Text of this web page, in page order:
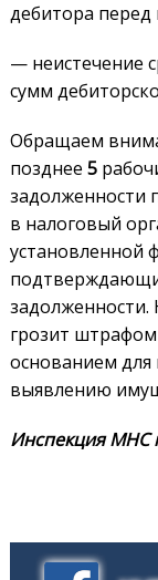
дебитора
— неистечение
сумм
Обращаем
позднее 5
задолженности
в налоговый
установленной
задолженности.
грозит
основанием
выявлению
Инспекция МНС